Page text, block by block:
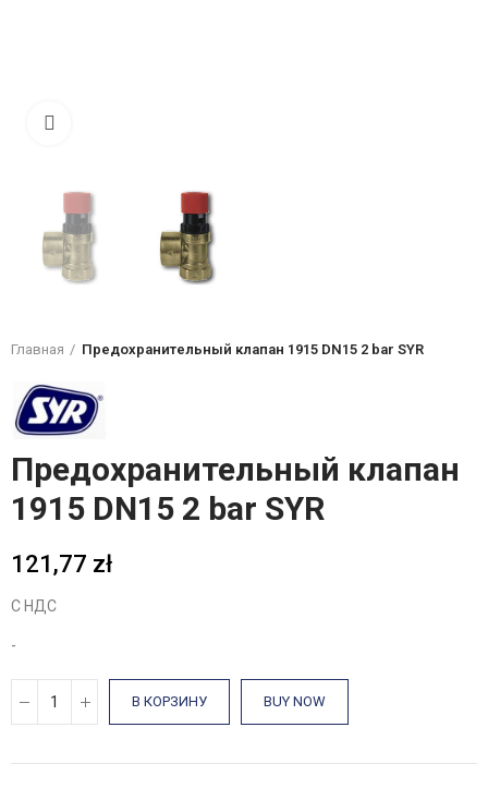
Главная Предохранительный клапан 1915 DN15 2 bar SYR
Предохранительный клапан
1915 DN15 2 bar SYR
121,77 zł
С НДС
-
В КОРЗИНУ BUY NOW